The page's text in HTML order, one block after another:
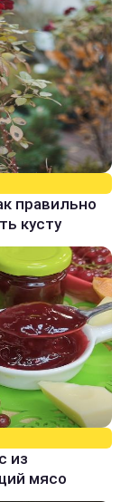
правильно
кусту
из
мясо